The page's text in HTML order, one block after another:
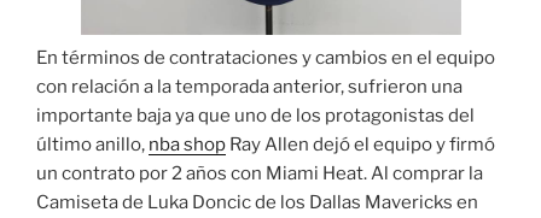
En términos de contrataciones y cambios en el equipo
con relación a la temporada anterior, sufrieron una
importante baja ya que uno de los protagonistas del
último anillo, nba shop Ray Allen dejó el equipo y firmó
un contrato por 2 años con Miami Heat. Al comprar la
Camiseta de Luka Doncic de los Dallas Mavericks en